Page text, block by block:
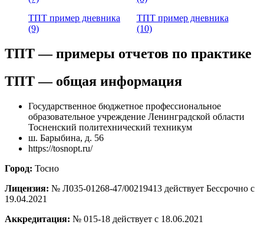
ТПТ пример дневника
(9)
ТПТ пример дневника
(10)
ТПТ — примеры отчетов по практике
ТПТ — общая информация
Государственное бюджетное профессиональное
образовательное учреждение Ленинградской области
Тосненский политехнический техникум
ш. Барыбина, д. 56
https://tosnopt.ru/
Город: Тосно
Лицензия: № Л035-01268-47/00219413 действует Бессрочно с
19.04.2021
Аккредитация: № 015-18 действует с 18.06.2021